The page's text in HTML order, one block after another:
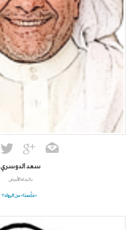
سعد الدوسري
باتجاه الأبيض
«خلَّصنا» من الرواد!!